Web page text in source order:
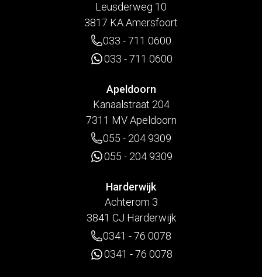
Leusderweg 10
3817 KA Amersfoort
033 - 711 0600
033 - 711 0600
Apeldoorn
Kanaalstraat 204
7311 MV Apeldoorn
055 - 204 9309
055 - 204 9309
Harderwijk
Achterom 3
3841 CJ Harderwijk
0341 - 76 0078
0341 - 76 0078